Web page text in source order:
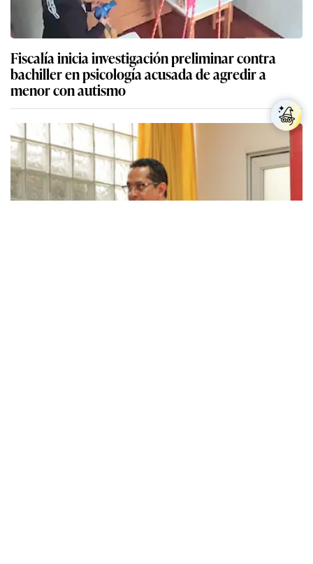
Fiscalía inicia investigación preliminar contra
bachiller en psicología acusada de agredir a
menor con autismo